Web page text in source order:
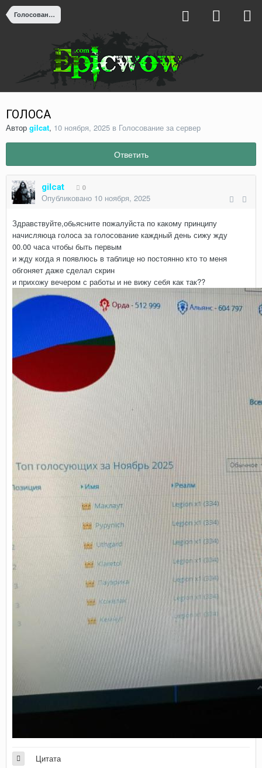
Голосование за сервер
ГОЛОСА
Автор gilcat, 10 ноября, 2025 в Голосование за сервер
Ответить
gilcat 0
Опубликовано 10 ноября, 2025
Здравствуйте,обьясните пожалуйста по какому принципу
начисляюца голоса за голосование каждный день сижу жду
00.00 часа чтобы быть первым
и жду когда я появлюсь в таблице но постоянно кто то меня
обгоняет даже сделал скрин
и прихожу вечером с работы и не вижу себя как так??
Цитата